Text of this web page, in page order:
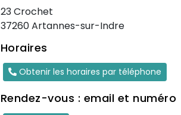
23 Crochet
37260 Artannes-sur-Indre
Horaires
Obtenir les horaires par téléphone
Rendez-vous : email et numéro